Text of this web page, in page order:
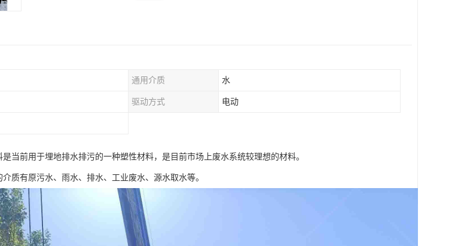
通用介质 水
驱动方式 电动
当前用于埋地排水排污的一种塑性材料，是目前市场上废水系统较理想的材料。
质有原污水、雨水、排水、工业废水、源水取水等。